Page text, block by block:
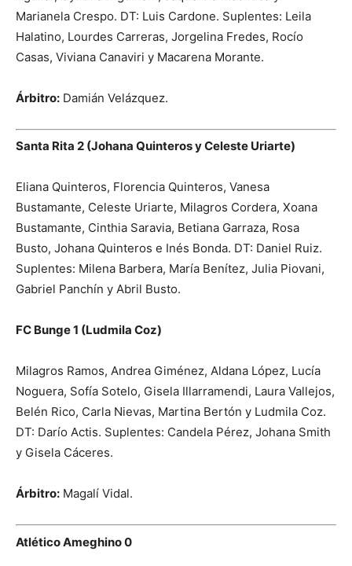
Marianela Crespo. DT: Luis Cardone. Suplentes: Leila
Halatino, Lourdes Carreras, Jorgelina Fredes, Rocío
Casas, Viviana Canaviri y Macarena Morante.
Árbitro: Damián Velázquez.
Santa Rita 2 (Johana Quinteros y Celeste Uriarte)
Eliana Quinteros, Florencia Quinteros, Vanesa
Bustamante, Celeste Uriarte, Milagros Cordera, Xoana
Bustamante, Cinthia Saravia, Betiana Garraza, Rosa
Busto, Johana Quinteros e Inés Bonda. DT: Daniel Ruiz.
Suplentes: Milena Barbera, María Benítez, Julia Piovani,
Gabriel Panchín y Abril Busto.
FC Bunge 1 (Ludmila Coz)
Milagros Ramos, Andrea Giménez, Aldana López, Lucía
Noguera, Sofía Sotelo, Gisela Illarramendi, Laura Vallejos,
Belén Rico, Carla Nievas, Martina Bertón y Ludmila Coz.
DT: Darío Actis. Suplentes: Candela Pérez, Johana Smith
y Gisela Cáceres.
Árbitro: Magalí Vidal.
Atlético Ameghino 0